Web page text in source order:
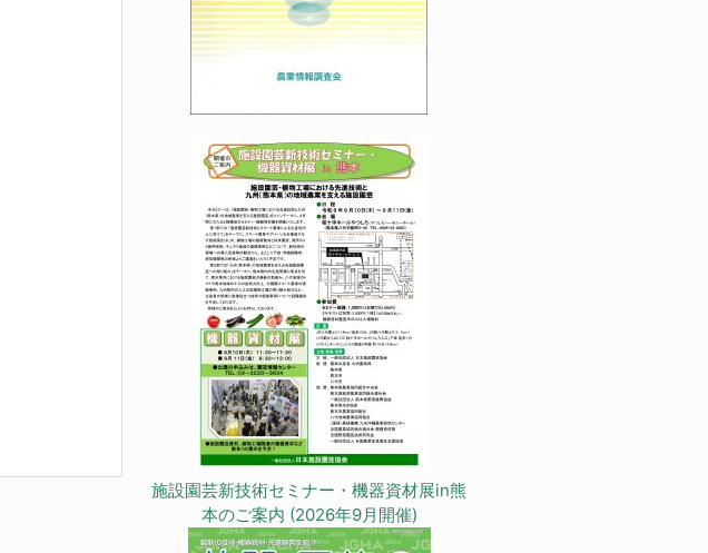
施設園芸新技術セミナー・機器資材展in熊
本のご案内 (2026年9月開催)